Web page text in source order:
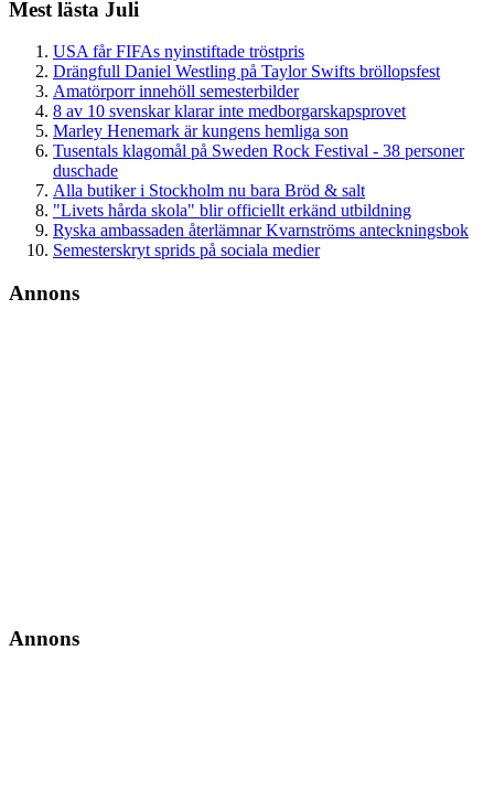
Mest lästa Juli
USA får FIFAs nyinstiftade tröstpris
Drängfull Daniel Westling på Taylor Swifts bröllopsfest
Amatörporr innehöll semesterbilder
8 av 10 svenskar klarar inte medborgarskapsprovet
Marley Henemark är kungens hemliga son
Tusentals klagomål på Sweden Rock Festival - 38 personer
duschade
Alla butiker i Stockholm nu bara Bröd & salt
"Livets hårda skola" blir officiellt erkänd utbildning
Ryska ambassaden återlämnar Kvarnströms anteckningsbok
Semesterskryt sprids på sociala medier
Annons
Annons